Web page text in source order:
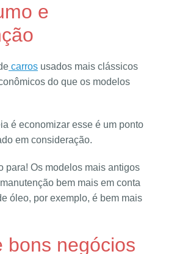
e
carros usados mais clássicos
do que os modelos
é economizar esse é um ponto
em consideração.
para! Os modelos mais antigos
bem mais em conta
óleo, por exemplo, é bem mais
bons negócios